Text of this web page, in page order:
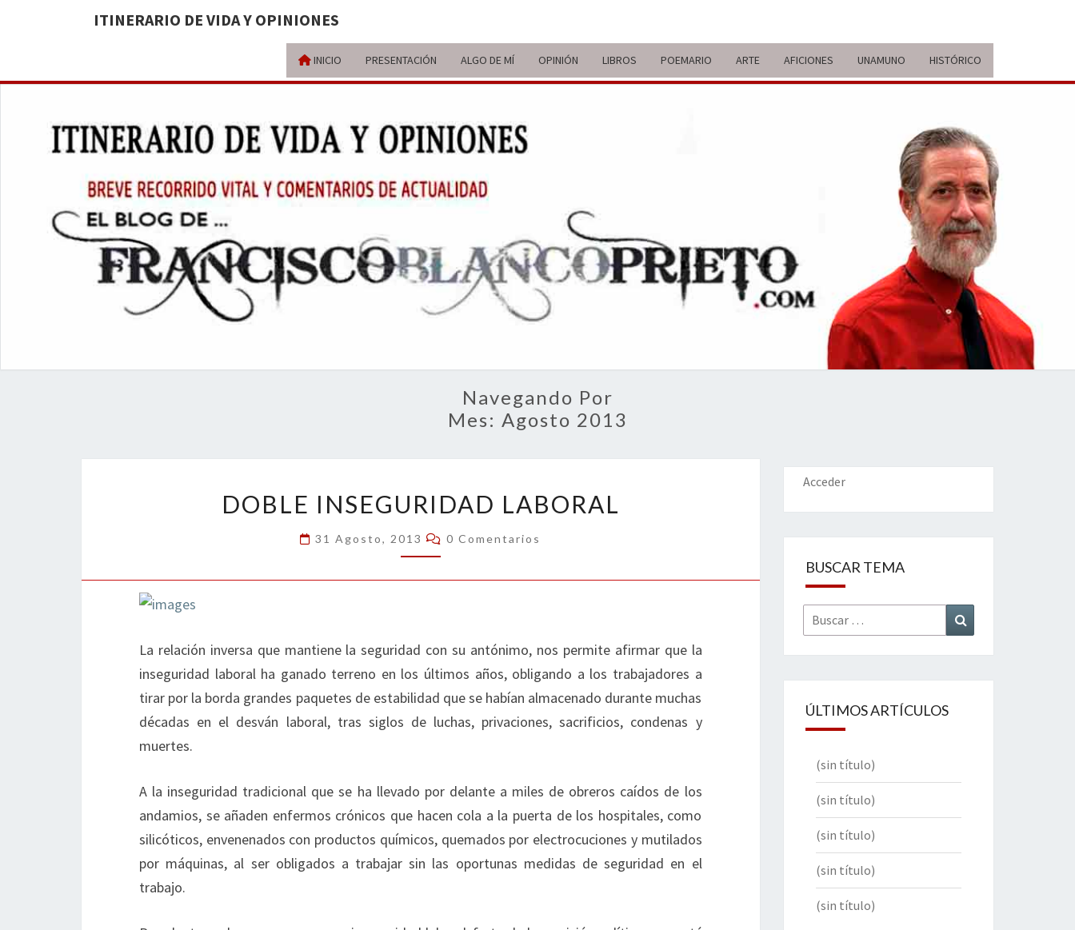
ITINERARIO DE VIDA Y OPINIONES
INICIO PRESENTACIÓN ALGO DE MÍ OPINIÓN LIBROS POEMARIO ARTE AFICIONES UNAMUNO HISTÓRICO
ITINERARIO
DE VIDA Y
OPINIONES
BREVE
RECORRIDO
VITAL Y
COMENTARIOS
ACTUALIDAD
Navegando Por
Mes: Agosto 2013
INSEGURIDAD
LABORAL
DOBLE INSEGURIDAD LABORAL
31 Agosto, 2013 Comentarios
0 Comentarios
La relación inversa que mantiene la seguridad con su antónimo, nos permite afirmar que la
inseguridad laboral ha ganado terreno en los últimos años, obligando a los trabajadores a
tirar por la borda grandes paquetes de estabilidad que se habían almacenado durante muchas
décadas en el desván laboral, tras siglos de luchas, privaciones, sacrificios, condenas y
muertes.
A la inseguridad tradicional que se ha llevado por delante a miles de obreros caídos de los
andamios, se añaden enfermos crónicos que hacen cola a la puerta de los hospitales, como
silicóticos, envenenados con productos químicos, quemados por electrocuciones y mutilados
por máquinas, al ser obligados a trabajar sin las oportunas medidas de seguridad en el
trabajo.
Acceder
BUSCAR TEMA
Buscar
por:
ÚLTIMOS ARTÍCULOS
(sin título)
(sin título)
(sin título)
(sin título)
(sin título)